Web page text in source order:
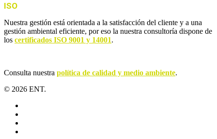
ISO
Nuestra gestión está orientada a la satisfacción del cliente y a una
gestión ambiental eficiente, por eso la nuestra consultoría dispone de
los certificados ISO 9001 y 14001.
Consulta nuestra política de calidad y medio ambiente.
© 2026 ENT.